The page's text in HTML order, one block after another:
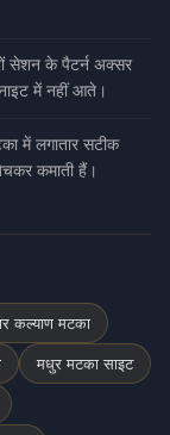
सेशन के पैटर्न अक्सर
में नहीं आते।
में लगातार सटीक
कमाती हैं।
कल्याण मटका
मधुर मटका साइट